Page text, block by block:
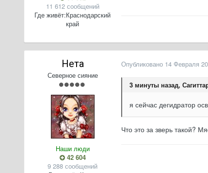
11 612 сообщений
Где живёт:Краснодарский
край
Нета
Северное сияние
Наши люди
42 604
9 288 сообщений
Опубликовано 14 Февраля
3 минуты назад,
я сейчас дегидратор
Что это за зверь такой?